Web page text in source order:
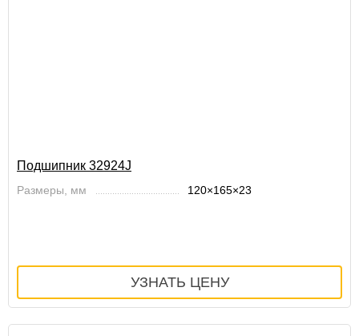
Подшипник 32924J
Размеры, мм 120×165×23